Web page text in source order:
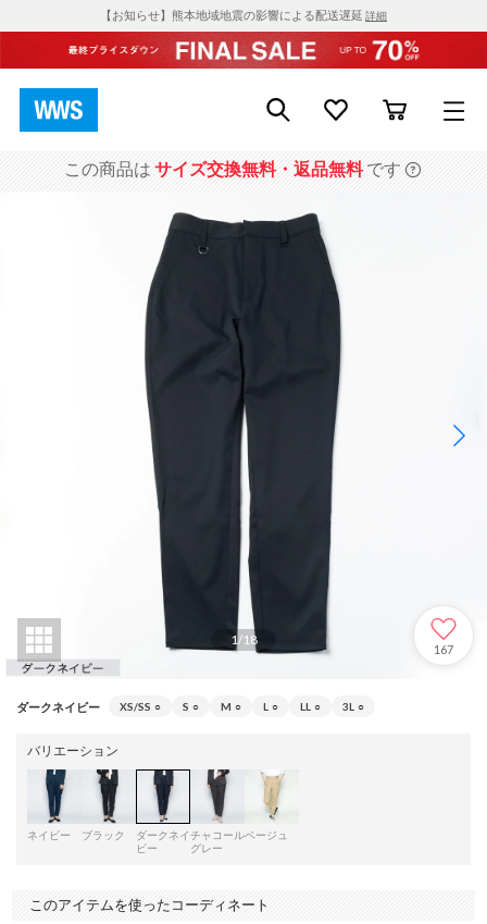
【お知らせ】熊本地域地震の影響による配送遅延 詳細
この商品は サイズ交換無料・返品無料です
1/18
167
ダークネイビー XS/SS ○ S ○ M ○ L ○ LL ○ 3L ○
バリエーション
ネイビー ブラック
ダークネイ
ビー
チャコール
グレー
ベージュ
このアイテムを使ったコーディネート